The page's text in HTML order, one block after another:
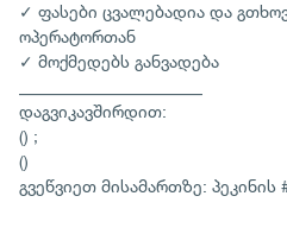
✓ ფასები ცვალებადია და
ოპერატორთან
✓ მოქმედებს განვადება
დაგვიკავშირდით:
() ;
()
გვეწვიეთ მისამართზე: პეკინის